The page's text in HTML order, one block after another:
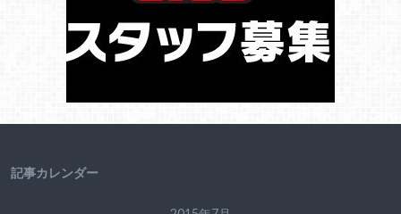
記事カレンダー